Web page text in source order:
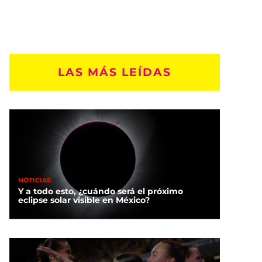
LAS MÁS LEÍDAS
NOTICIAS
Y a todo esto, ¿cuándo será el próximo
eclipse solar visible en México?